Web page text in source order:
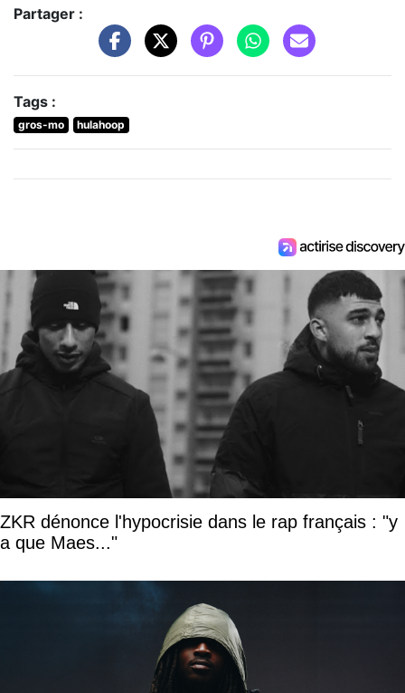
Partager :
Tags :
gros-mo hulahoop
ZKR dénonce l'hypocrisie dans le rap français : "y
a que Maes..."